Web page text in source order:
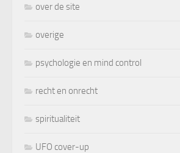
over de site
overige
psychologie en mind control
recht en onrecht
spiritualiteit
UFO cover-up